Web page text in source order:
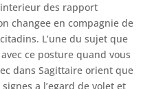
des rapport
changee en compagnie de
L’une du sujet que
ce posture quand vous
dans Sagittaire orient que
a l’egard de volet et